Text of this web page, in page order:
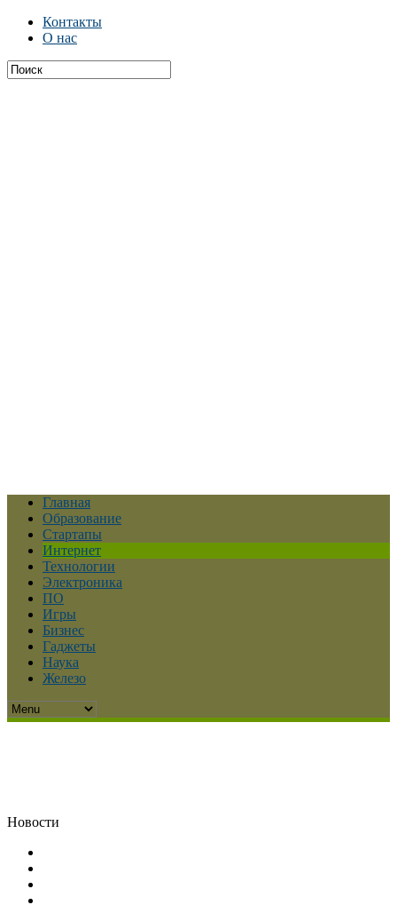
Контакты
О нас
Главная
Образование
Стартапы
Интернет
Технологии
Электроника
ПО
Игры
Бизнес
Гаджеты
Наука
Железо
Новости